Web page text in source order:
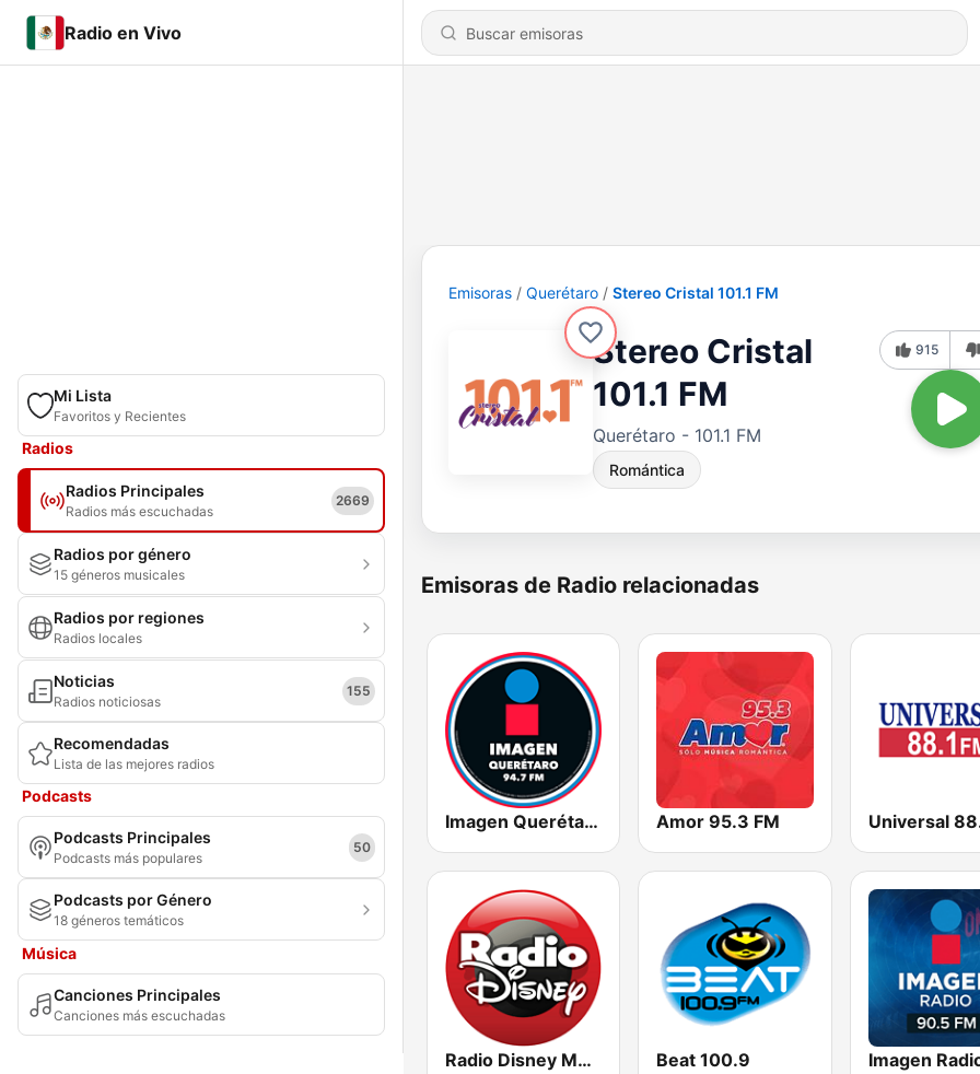
Radio en Vivo
Mi Lista
Favoritos y Recientes
Radios
Radios Principales
Radios más escuchadas
2669
Radios por género
15 géneros musicales
Radios por regiones
Radios locales
Noticias
Radios noticiosas
155
Recomendadas
Lista de las mejores radios
Podcasts
Podcasts Principales
Podcasts más populares
50
Podcasts por Género
18 géneros temáticos
Música
Canciones Principales
Canciones más escuchadas
Emisoras Querétaro Stereo Cristal 101.1 FM
Stereo Cristal
101.1 FM
Querétaro - 101.1 FM
Romántica
915
Emisoras de Radio relacionadas
Imagen Querétaro 94.7 FM Amor 95.3 FM Universal
Radio Disney México Beat 100.9